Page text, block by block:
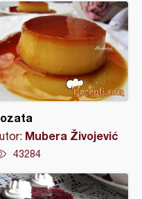
Mubera Živojević
43284